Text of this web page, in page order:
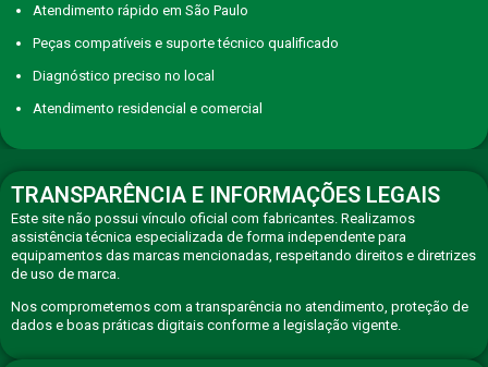
Atendimento rápido em São Paulo
Peças compatíveis e suporte técnico qualificado
Diagnóstico preciso no local
Atendimento residencial e comercial
TRANSPARÊNCIA E INFORMAÇÕES LEGAIS
Este site não possui vínculo oficial com fabricantes. Realizamos
assistência técnica especializada de forma independente para
equipamentos das marcas mencionadas, respeitando direitos e diretrizes
de uso de marca.
Nos comprometemos com a transparência no atendimento, proteção de
dados e boas práticas digitais conforme a legislação vigente.